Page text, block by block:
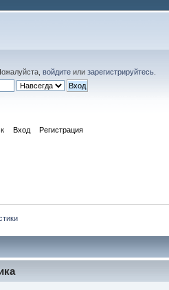
войдите илизарегистрируйтесь
Вход Регистрация